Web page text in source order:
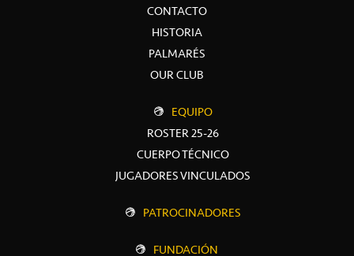
CONTACTO
HISTORIA
PALMARÉS
OUR CLUB
EQUIPO
ROSTER 25-26
CUERPO TÉCNICO
JUGADORES VINCULADOS
PATROCINADORES
FUNDACIÓN